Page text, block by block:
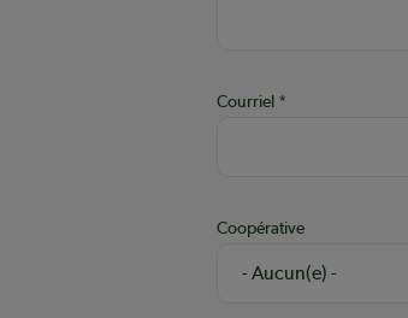
Courriel
Coopérative